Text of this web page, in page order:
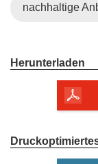
nachhaltige
Herunterladen